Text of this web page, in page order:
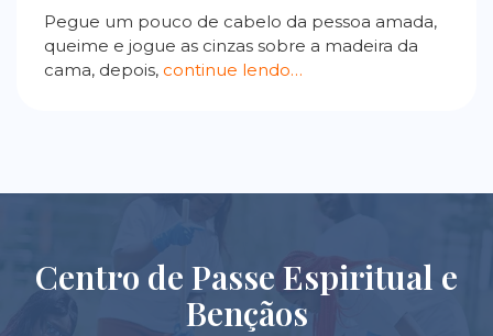
Pegue um pouco de cabelo da pessoa amada,
queime e jogue as cinzas sobre a madeira da
cama, depois, continue lendo…
Centro de Passe Espiritual e
Bençãos